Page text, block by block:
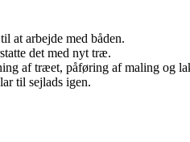
at arbejde med båden.
det med nyt træ.
af træet, påføring af maling og
til sejlads igen.